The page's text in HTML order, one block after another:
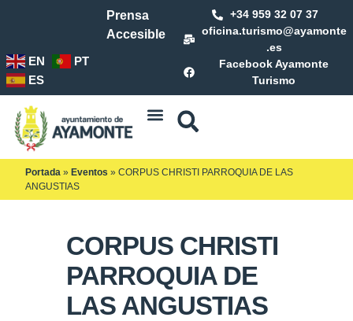
Prensa
Accesible
+34 959 32 07 37
oficina.turismo@ayamonte
.es
Facebook Ayamonte
Turismo
EN
PT
ES
Portada » Eventos » CORPUS CHRISTI PARROQUIA DE LAS
ANGUSTIAS
CORPUS CHRISTI
PARROQUIA DE
LAS ANGUSTIAS